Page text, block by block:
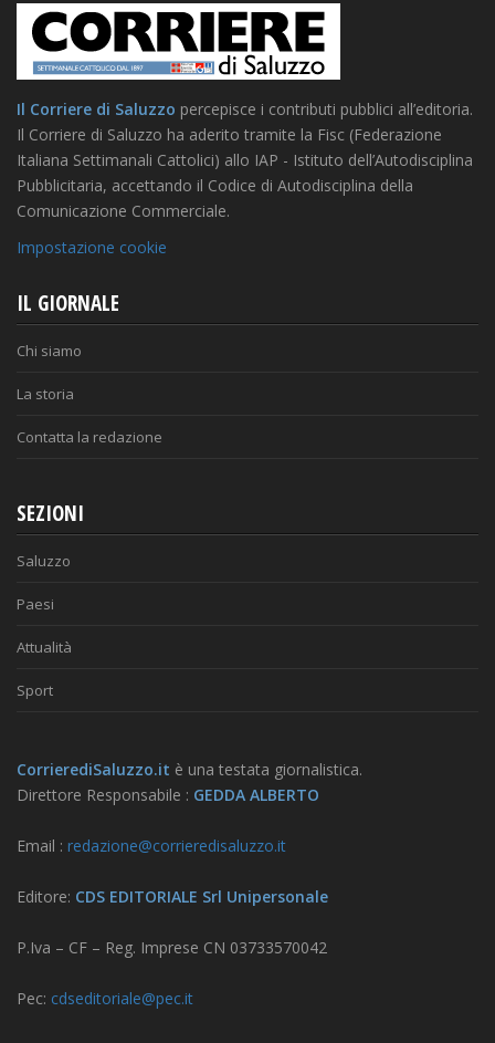
Il Corriere di Saluzzo percepisce i contributi pubblici all’editoria.
Il Corriere di Saluzzo ha aderito tramite la Fisc (Federazione
Italiana Settimanali Cattolici) allo IAP - Istituto dell’Autodisciplina
Pubblicitaria, accettando il Codice di Autodisciplina della
Comunicazione Commerciale.
Impostazione cookie
IL GIORNALE
Chi siamo
La storia
Contatta la redazione
SEZIONI
Saluzzo
Paesi
Attualità
Sport
CorrierediSaluzzo.it è una testata giornalistica.
Direttore Responsabile : GEDDA ALBERTO
Email : redazione@corrieredisaluzzo.it
Editore: CDS EDITORIALE Srl Unipersonale
P.Iva – CF – Reg. Imprese CN 03733570042
Pec: cdseditoriale@pec.it